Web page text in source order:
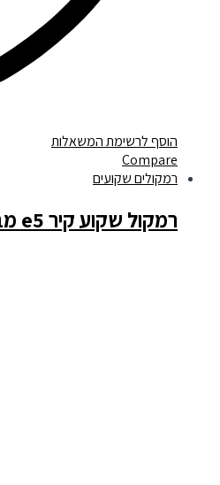
הוסף לרשימת המשאלות
Compare
רמקולים שקועים
רמקול שקוע קיר e5 מבית Pro-sound